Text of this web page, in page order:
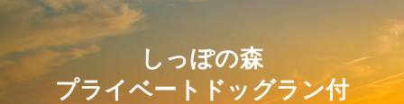
しっぽの森
プライベートドッグラン付